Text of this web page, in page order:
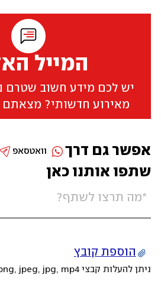
המייל
יש לכם מידע חשוב שטרם
מאירוע חדשותי?
שתפו אותנו כאן
הוספת קובץ
ניתן להעלות קבצי mov, png, jpeg, jpg, mp4 עד 200MB
אפשר גם דרך וואטסאפ